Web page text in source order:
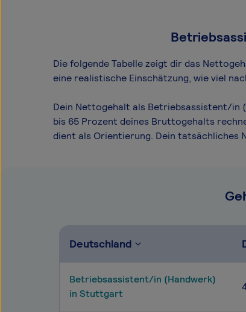
Die folgende Tabelle zeigt dir das
eine realistische Einschätzung, wie viel
Dein Nettogehalt als Betriebsassistent/in
bis 65 Prozent deines Bruttogehalts
dient als Orientierung. Dein tatsächliches
Deutschland
Betriebsassistent/in (Handwerk)
in Stuttgart